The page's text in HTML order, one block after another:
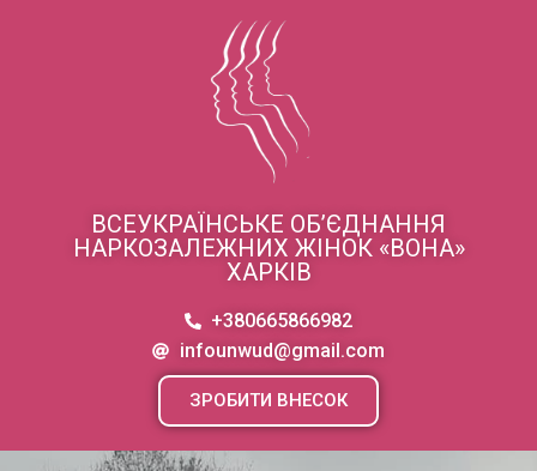
ВСЕУКРАЇНСЬКЕ ОБ’ЄДНАННЯ
НАРКОЗАЛЕЖНИХ ЖІНОК «ВОНА»
ХАРКІВ
+380665866982
infounwud@gmail.com
ЗРОБИТИ ВНЕСОК